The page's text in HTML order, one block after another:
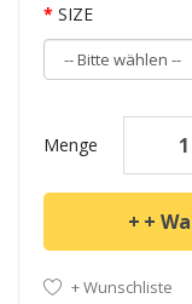
SIZE
Menge
+
+ Wunschliste